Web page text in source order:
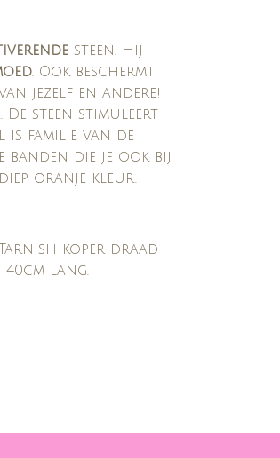
steen. Hij
. Ook beschermt
jezelf en andere!
steen stimuleert
is familie van de
banden die je ook bij
oranje kleur.
koper draad
lang.